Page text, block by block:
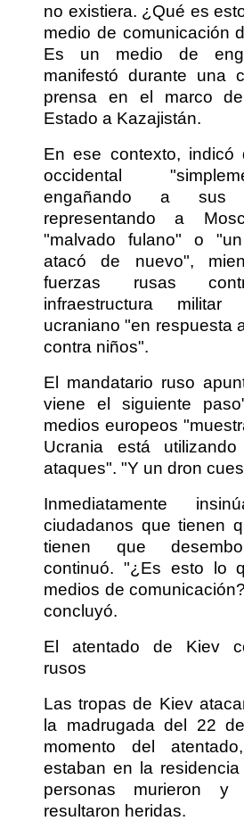
no existiera. ¿Qué es
medio de comunicación
Es un medio de
manifestó durante una
prensa en el marco
Estado a Kazajistán.
En ese contexto, indicó
occidental
engañando a sus
representando a
"malvado fulano" o
atacó de nuevo",
fuerzas rusas
infraestructura
ucraniano "en respuesta
contra niños".
El mandatario ruso
viene el siguiente
medios europeos
Ucrania está
ataques". "Y un dron
Inmediatamente
ciudadanos que tienen
tienen que
continuó. "¿Es esto lo
medios de
concluyó.
El atentado de Kiev
rusos
Las tropas de Kiev
la madrugada del 22
momento del
estaban en la
personas murieron
resultaron heridas.